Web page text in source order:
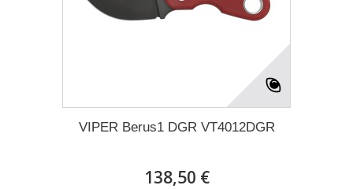
VIPER Berus1 DGR VT4012DGR
138,50 €